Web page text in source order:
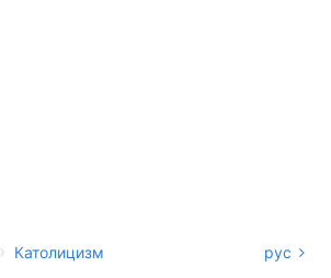
› Католицизм рус